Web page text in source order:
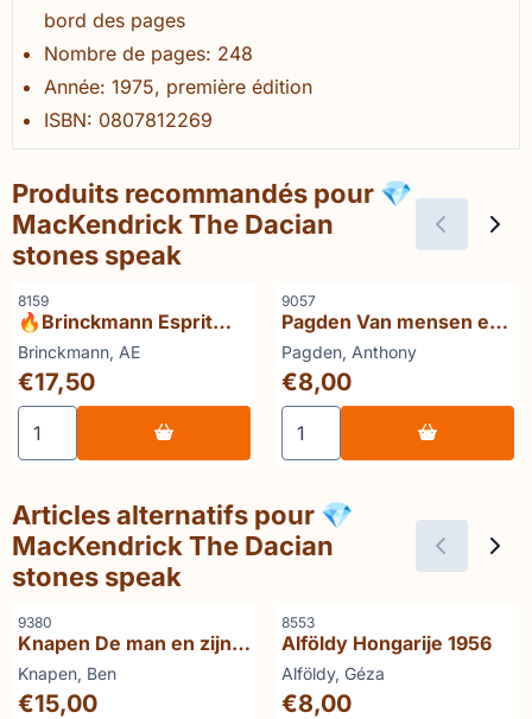
bord des pages
Nombre de pages: 248
Année: 1975, première édition
ISBN: 0807812269
Produits recommandés pour 💎
MacKendrick The Dacian
stones speak
Référence
8159
🔥Brinckmann Esprit
des nations (France
Italie Allemagne)
Marque :
Brinckmann, AE
Prix: 17,50
€17,50
Choisir la quantité pour 🔥Brinckmann Esprit des nations
Référence
9057
Pagden Van mensen en
wereldrijken
Marque :
Pagden, Anthony
Prix: 8,00
€8,00
Choisir la quantité pour
Articles alternatifs pour 💎
MacKendrick The Dacian
stones speak
Référence
9380
Knapen De man en zijn
staat
Marque :
Knapen, Ben
Prix: 15,00
€15,00
Référence
8553
Alföldy Hongarije 1956
Marque :
Alföldy, Géza
Prix: 8,00
€8,00